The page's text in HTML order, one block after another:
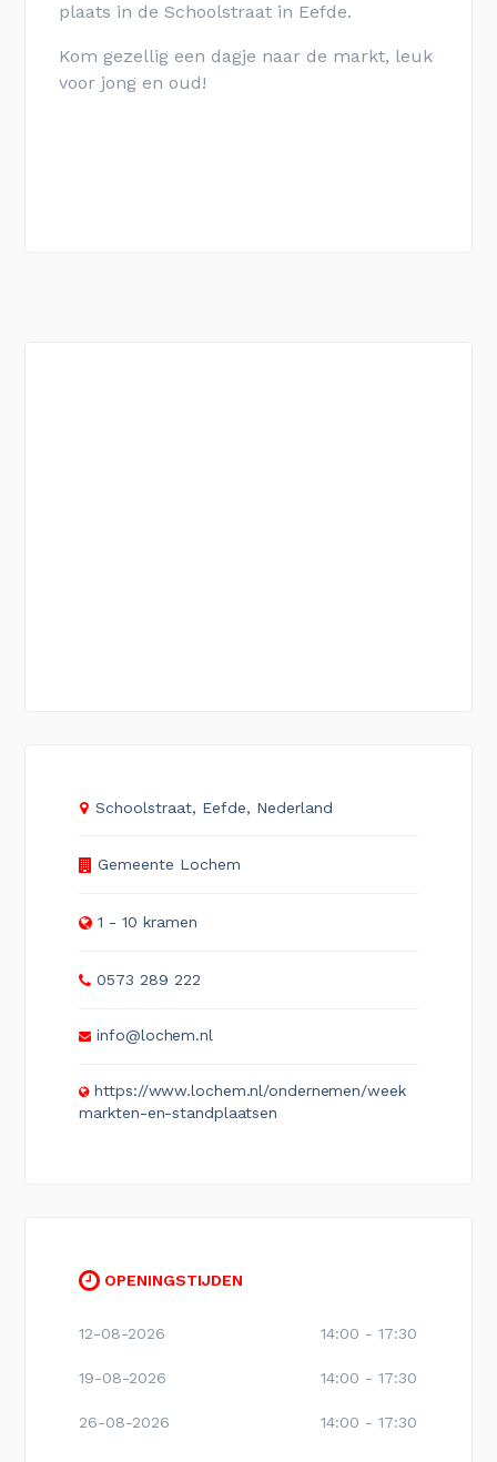
plaats in de Schoolstraat in Eefde.
Kom gezellig een dagje naar de markt, leuk
voor jong en oud!
Schoolstraat, Eefde, Nederland
Gemeente Lochem
1 - 10 kramen
0573 289 222
info@lochem.nl
https://www.lochem.nl/ondernemen/week
markten-en-standplaatsen
OPENINGSTIJDEN
12-08-2026 14:00 - 17:30
19-08-2026 14:00 - 17:30
26-08-2026 14:00 - 17:30